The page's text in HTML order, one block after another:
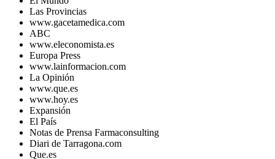
Las Provincias
www.gacetamedica.com
ABC
www.eleconomista.es
Europa Press
www.lainformacion.com
La Opinión
www.que.es
www.hoy.es
Expansión
El País
Notas de Prensa Farmaconsulting
Diari de Tarragona.com
Que.es